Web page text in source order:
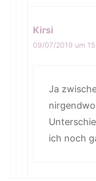
Kirsi
09/07/2019 um
Ja
ich noch